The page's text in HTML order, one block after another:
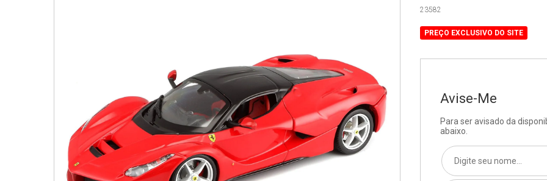
23582
PREÇO EXCLUSIVO DO SITE
Avise-Me
Para ser avisado da
abaixo.